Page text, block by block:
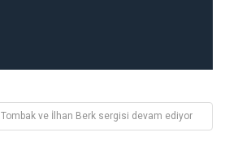
Tombak ve İlhan Berk sergisi devam ediyor